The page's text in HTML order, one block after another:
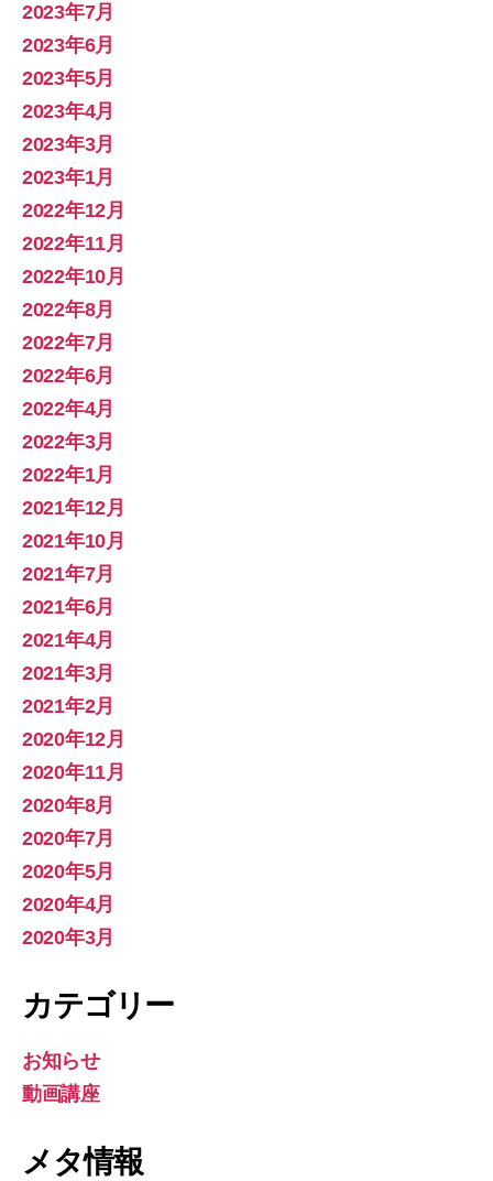
2023年7月
2023年6月
2023年5月
2023年4月
2023年3月
2023年1月
2022年12月
2022年11月
2022年10月
2022年8月
2022年7月
2022年6月
2022年4月
2022年3月
2022年1月
2021年12月
2021年10月
2021年7月
2021年6月
2021年4月
2021年3月
2021年2月
2020年12月
2020年11月
2020年8月
2020年7月
2020年5月
2020年4月
2020年3月
カテゴリー
お知らせ
動画講座
メタ情報